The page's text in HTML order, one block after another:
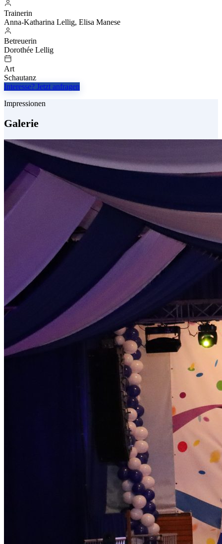
Trainerin
Anna-Katharina Lellig, Elisa Manese
Betreuerin
Dorothée Lellig
Art
Schautanz
Interesse? Jetzt anfragen
Impressionen
Galerie